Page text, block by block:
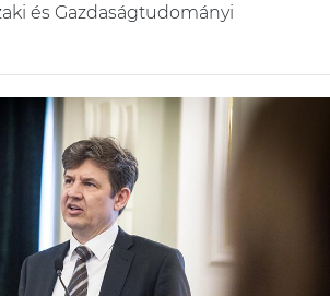
és Gazdaságtudományi